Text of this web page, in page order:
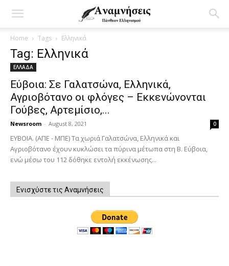
Home Tags Ελληνικά
Tag: Ελληνικά
ΕΛΛΑΔΑ
Εύβοια: Σε Γαλατσώνα, Ελληνικά,
Αγριοβότανο οι φλόγες – Εκκενώνονται
Γούβες, Αρτεμίσιο,...
Newsroom - August 8, 2021 0
ΕΥΒΟΙΑ. (ΑΠΕ - ΜΠΕ) Τα χωριά Γαλατσώνα, Ελληνικά και
Αγριοβότανο έχουν κυκλώσει τα πύρινα μέτωπα στη Β. Εύβοια,
ενώ μέσω του 112 δόθηκε εντολή εκκένωσης...
Ενισχύστε τις Αναμνήσεις